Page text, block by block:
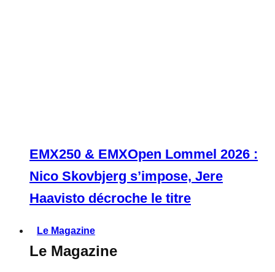
EMX250 & EMXOpen Lommel 2026 :
Nico Skovbjerg s’impose, Jere
Haavisto décroche le titre
Le Magazine
Le Magazine